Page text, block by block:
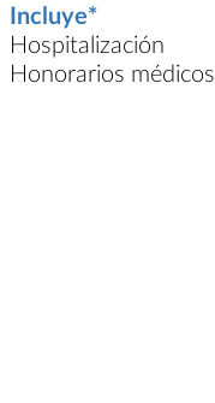
Incluye*
Hospitalización
Honorarios médicos